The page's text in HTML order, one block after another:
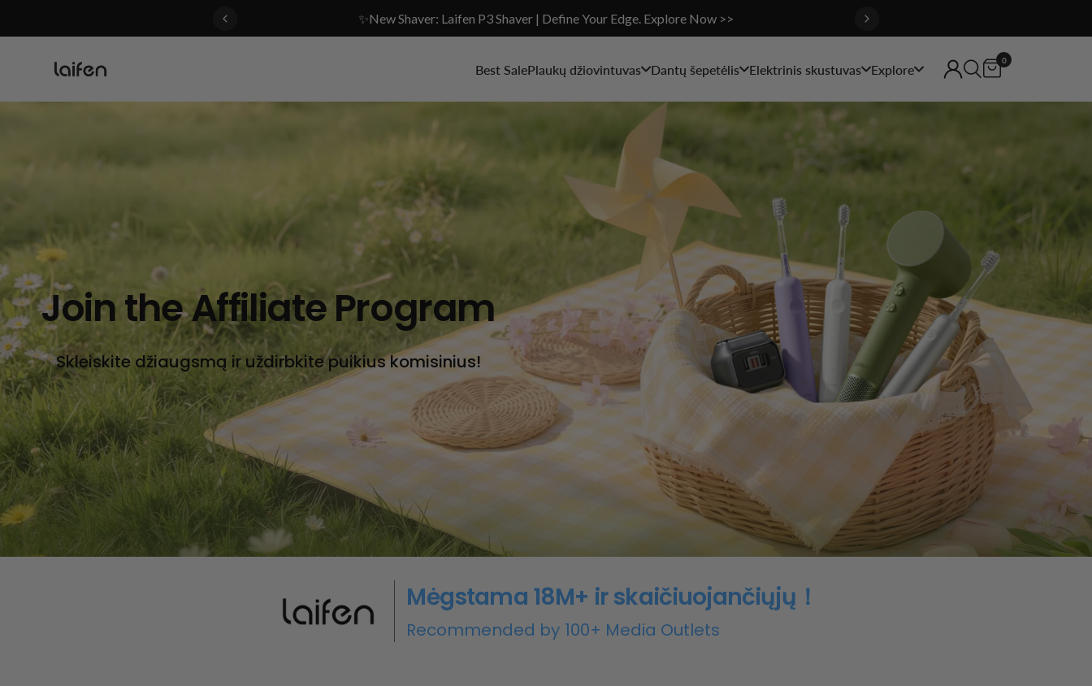
✨New Shaver: Laifen P3 Shaver | Define Your Edge. Explore Now >>
Best SalePlaukų džiovintuvas Dantų šepetėlis Elektrinis skustuvas Explore
0
Join the Affiliate Program
Skleiskite džiaugsmą ir uždirbkite puikius komisinius!
Mėgstama 18M+ ir skaičiuojančiųjų！
Recommended by 100+ Media Outlets